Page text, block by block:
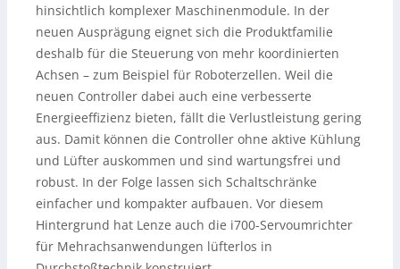
hinsichtlich komplexer Maschinenmodule. In der
neuen Ausprägung eignet sich die Produktfamilie
deshalb für die Steuerung von mehr koordinierten
Achsen – zum Beispiel für Roboterzellen. Weil die
neuen Controller dabei auch eine verbesserte
Energieeffizienz bieten, fällt die Verlustleistung gering
aus. Damit können die Controller ohne aktive Kühlung
und Lüfter auskommen und sind wartungsfrei und
robust. In der Folge lassen sich Schaltschränke
einfacher und kompakter aufbauen. Vor diesem
Hintergrund hat Lenze auch die i700-Servoumrichter
für Mehrachsanwendungen lüfterlos in